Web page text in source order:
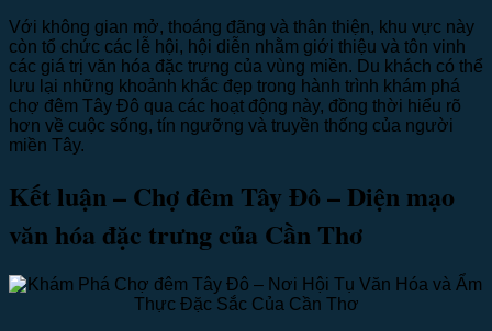
Với không gian mở, thoáng đãng và thân thiện, khu vực này
còn tổ chức các lễ hội, hội diễn nhằm giới thiệu và tôn vinh
các giá trị văn hóa đặc trưng của vùng miền. Du khách có thể
lưu lại những khoảnh khắc đẹp trong hành trình khám phá
chợ đêm Tây Đô qua các hoạt động này, đồng thời hiểu rõ
hơn về cuộc sống, tín ngưỡng và truyền thống của người
miền Tây.
Kết luận – Chợ đêm Tây Đô – Diện mạo
văn hóa đặc trưng của Cần Thơ